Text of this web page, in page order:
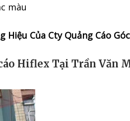
màu
Hiệu Của Cty Quảng Cáo
Hiflex Tại Trần Văn